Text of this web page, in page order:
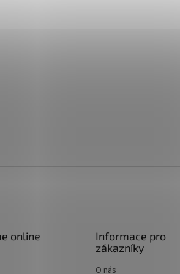
online
Informace pro
zákazníky
O nás